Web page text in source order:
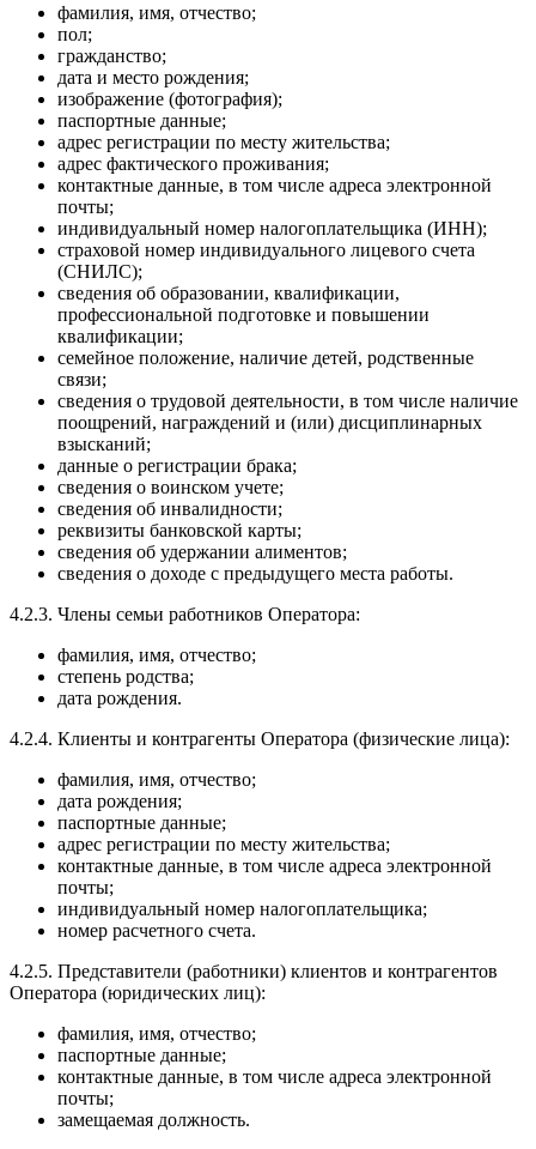
фамилия, имя, отчество;
пол;
гражданство;
дата и место рождения;
изображение (фотография);
паспортные данные;
адрес регистрации по месту жительства;
адрес фактического проживания;
контактные данные, в том числе адреса электронной
почты;
индивидуальный номер налогоплательщика (ИНН);
страховой номер индивидуального лицевого счета
(СНИЛС);
сведения об образовании, квалификации,
профессиональной подготовке и повышении
квалификации;
семейное положение, наличие детей, родственные
связи;
сведения о трудовой деятельности, в том числе наличие
поощрений, награждений и (или) дисциплинарных
взысканий;
данные о регистрации брака;
сведения о воинском учете;
сведения об инвалидности;
реквизиты банковской карты;
сведения об удержании алиментов;
сведения о доходе с предыдущего места работы.
4.2.3. Члены семьи работников Оператора:
фамилия, имя, отчество;
степень родства;
дата рождения.
4.2.4. Клиенты и контрагенты Оператора (физические лица):
фамилия, имя, отчество;
дата рождения;
паспортные данные;
адрес регистрации по месту жительства;
контактные данные, в том числе адреса электронной
почты;
индивидуальный номер налогоплательщика;
номер расчетного счета.
4.2.5. Представители (работники) клиентов и контрагентов
Оператора (юридических лиц):
фамилия, имя, отчество;
паспортные данные;
контактные данные, в том числе адреса электронной
почты;
замещаемая должность.